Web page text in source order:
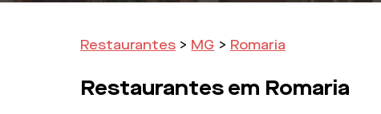
Restaurantes > MG > Romaria
Restaurantes em Romaria